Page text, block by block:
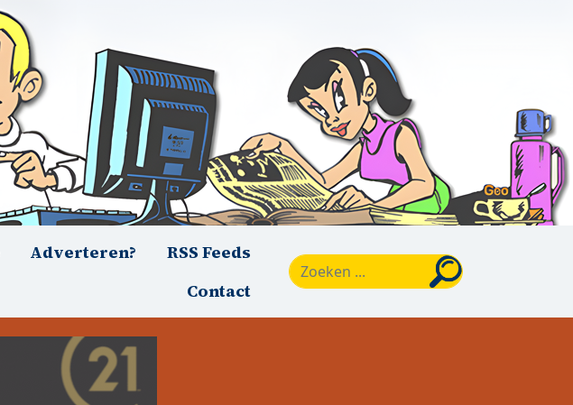
Adverteren?
RSS Feeds
Contact